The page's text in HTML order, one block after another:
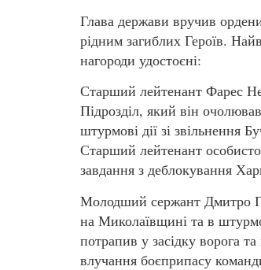
Глава держави вручив
рідним загиблих Героїв.
нагороди удостоєні:
Старший лейтенант Фарес
Підрозділ, який він
штурмові дії зі звільнення
Старший лейтенант
завдання з деблокування
Молодший сержант Дмитро
на Миколаївщині та в
потрапив у засідку ворога
влучання боєприпасу